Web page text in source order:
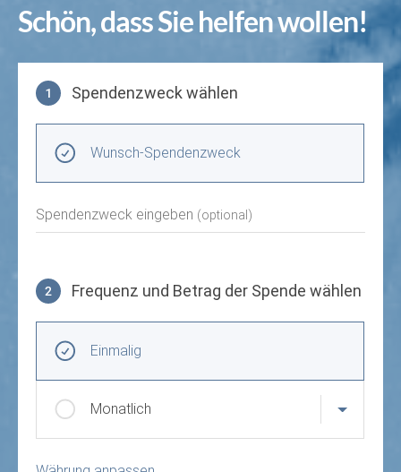
Schön, dass Sie helfen wollen!
1 Spendenzweck wählen
Wunsch-Spendenzweck
Spendenzweck eingeben (optional)
2 Frequenz und Betrag der Spende wählen
Einmalig
Monatlich